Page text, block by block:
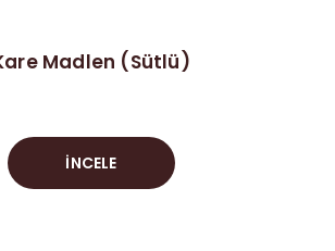
Madlen (Sütlü)
İNCELE